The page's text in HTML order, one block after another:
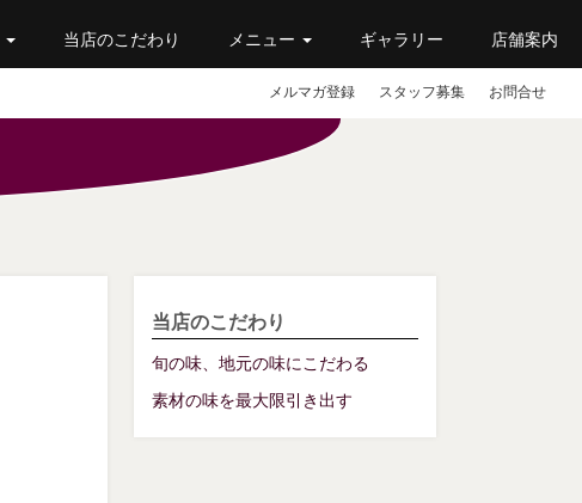
当店のこだわり メニュー ギャラリー 店舗案内
メルマガ登録 スタッフ募集 お問合せ
当店のこだわり
旬の味、地元の味にこだわる
素材の味を最大限引き出す